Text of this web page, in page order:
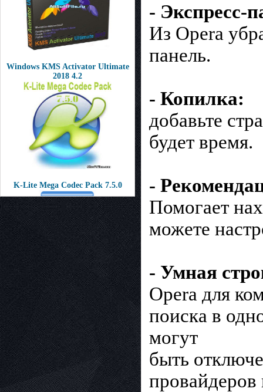
Windows KMS Activator Ultimate
2018 4.2
K-Lite Mega Codec Pack 7.5.0
- Экспресс-
Из Opera
панель.
- Копилка:
добавьте
будет время.
-
Помогает
можете
- Умная
Opera для
поиска в
могут
быть